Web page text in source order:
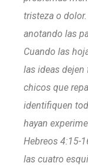
tristeza o
anotando las
Cuando las
las ideas dejen
chicos que
identifiquen
hayan
Hebreos 4:15-
las cuatro